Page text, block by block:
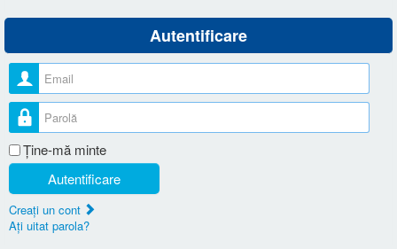
Autentificare
Nume utilizator
Parolă
Ţine-mă minte
Autentificare
Creaţi un cont
Aţi uitat parola?